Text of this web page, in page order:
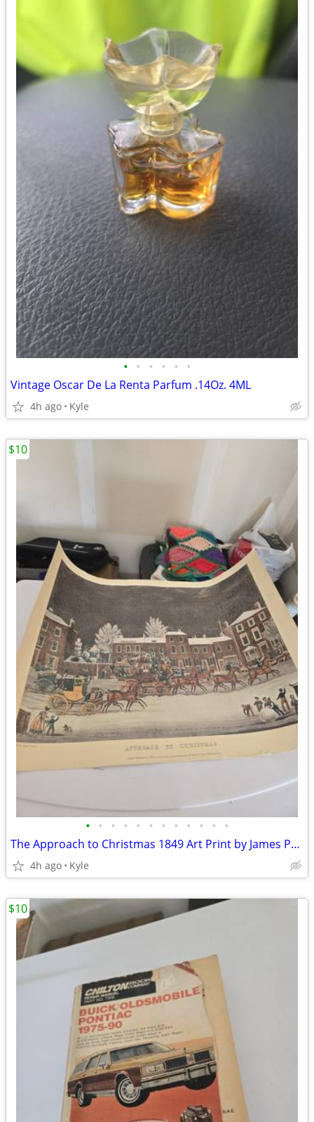
• • • • • •
Vintage Oscar De La Renta Parfum .14Oz. 4ML
4h ago Kyle
• • • • • • • • • • • •
The Approach to Christmas 1849 Art Print by James Pollard Poster
4h ago Kyle
$10
$10